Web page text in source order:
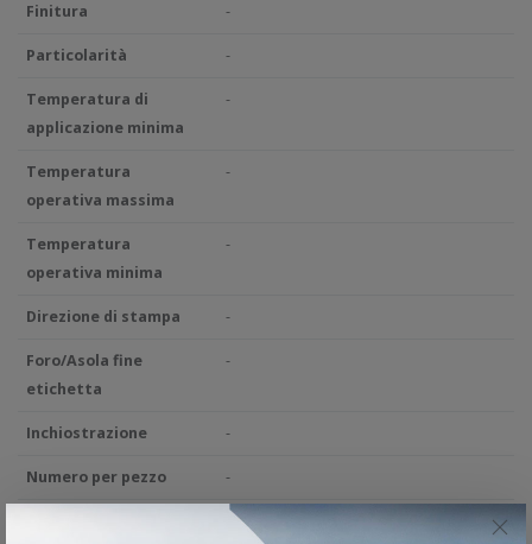
Finitura -
Particolarità -
Temperatura di
applicazione minima
-
Temperatura
operativa massima
-
Temperatura
operativa minima
-
Direzione di stampa -
Foro/Asola fine
etichetta
-
Inchiostrazione -
Numero per pezzo -